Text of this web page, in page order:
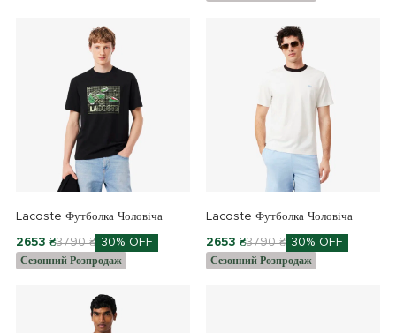
Lacoste Футболка Чоловіча
2653 ₴3790 ₴ 30% OFF
Сезонний Розпродаж
Lacoste Футболка Чоловіча
2653 ₴3790 ₴ 30% OFF
Сезонний Розпродаж